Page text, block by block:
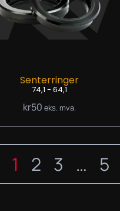
Senterringer
74,1 - 64,1
kr50 eks. mva.
1 2 3 … 5